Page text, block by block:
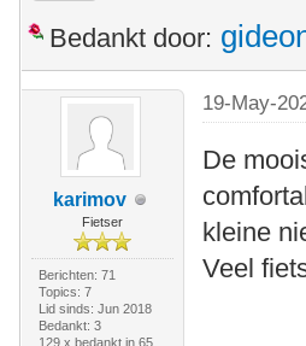
Bedankt door:
karimov
Fietser
Berichten: 71
Topics: 7
Lid sinds: Jun 2018
Bedankt: 3
129 x bedankt in 65
19-May-
De
kleine
Veel